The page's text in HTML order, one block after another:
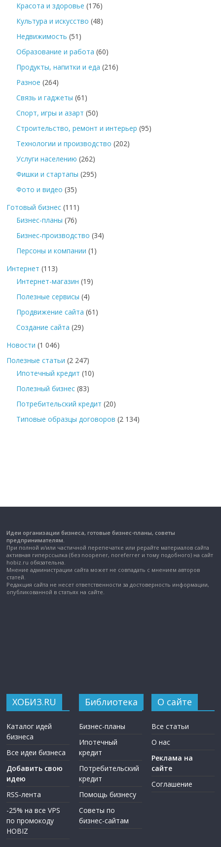
Красота и здоровье (176)
Культура и искусство (48)
Недвижимость (51)
Образование и работа (60)
Продукты, напитки и еда (216)
Разное (264)
Связь и гаджеты (61)
Спорт, игры и азарт (50)
Строительство, ремонт и интерьер (95)
Технологии и производство (202)
Услуги населению (262)
Фишки и стартапы (295)
Фото и видео (35)
Готовый бизнес (111)
Бизнес-планы (76)
Бизнес-производство (34)
Персоны и компании (1)
Интернет (113)
Интернет-магазин (19)
Полезные сервисы (4)
Продвижение сайта (61)
Создание сайта (29)
Новости (1 046)
Полезные статьи (2 247)
Ипотечный кредит (10)
Полезный бизнес (83)
Потребительский кредит (20)
Типовые образцы договоров (2 134)
Идеи организации бизнеса, готовые бизнес-планы, советы
предпринимателям.
При полной и/или частичной перепечатке или рерайте материалов сайта
активная гиперссылка (без noopener, noreferrer и тому подобного) на сайт
hobiz.ru обязательна.
Мнение администрации сайта может не совпадать с мнением авторов
статей.
Редакция сайта не несет ответственности за достоверность информации,
опубликованной в статьях на сайте.
ХОБИЗ.RU
Каталог идей
бизнеса
Все идеи бизнеса
Добавить свою
идею
RSS-лента
-25% на все VPS
по промокоду
HOBIZ
Библиотека
Бизнес-планы
Ипотечный
кредит
Потребительский
кредит
Помощь бизнесу
Советы по
бизнес-сайтам
О сайте
Все статьи
О нас
Реклама на
сайте
Соглашение